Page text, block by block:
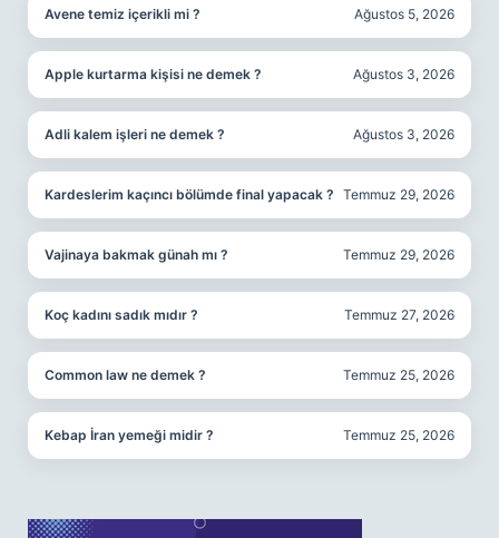
Avene temiz içerikli mi ? Ağustos 5, 2026
Apple kurtarma kişisi ne demek ? Ağustos 3, 2026
Adli kalem işleri ne demek ? Ağustos 3, 2026
Kardeslerim kaçıncı bölümde final yapacak ? Temmuz 29, 2026
Vajinaya bakmak günah mı ? Temmuz 29, 2026
Koç kadını sadık mıdır ? Temmuz 27, 2026
Common law ne demek ? Temmuz 25, 2026
Kebap İran yemeği midir ? Temmuz 25, 2026